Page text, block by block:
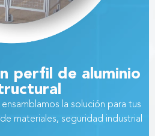
perfil de aluminio
la solución para tus
materiales, seguridad industrial